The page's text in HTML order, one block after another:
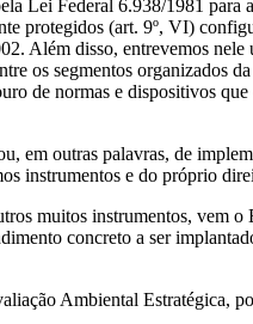
Lei Federal 6.938/1981 para
protegidos (art. 9º, VI)
Além disso, entrevemos nele
os segmentos organizados
de normas e dispositivos
em outras palavras, de
instrumentos e do próprio
muitos instrumentos, vem o
concreto a ser
Ambiental Estratégica,